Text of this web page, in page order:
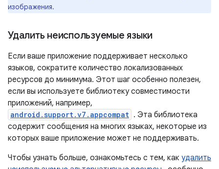
изображения.
Удалить неиспользуемые языки
Если ваше приложение поддерживает несколько
языков, сократите количество локализованных
ресурсов до минимума. Этот шаг особенно полезен,
если вы используете библиотеку совместимости
приложений, например,
android.support.v7.appcompat . Эта библиотека
содержит сообщения на многих языках, некоторые из
которых ваше приложение может не поддерживать.
Чтобы узнать больше, ознакомьтесь с тем, как удалить